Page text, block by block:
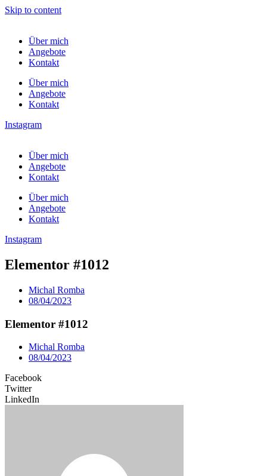
Skip to content
Über mich
Angebote
Kontakt
Über mich
Angebote
Kontakt
Instagram
Über mich
Angebote
Kontakt
Über mich
Angebote
Kontakt
Instagram
Elementor #1012
Michal Romba
08/04/2023
Elementor #1012
Michal Romba
08/04/2023
Facebook
Twitter
LinkedIn